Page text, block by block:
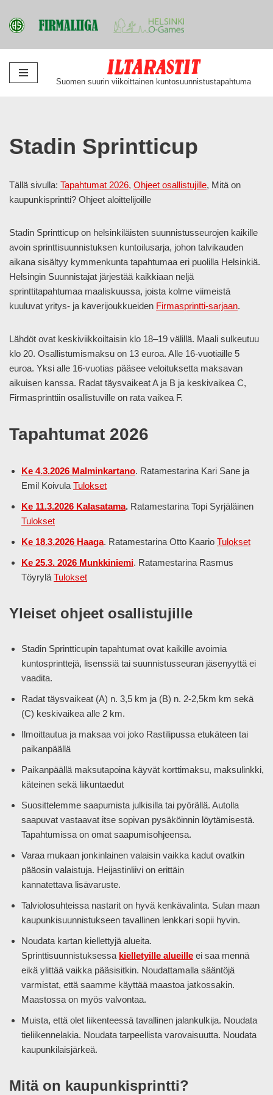
Siirry
Suomen suurin viikoittainen kuntosuunnistustapahtuma
Stadin Sprintticup
Tällä sivulla: Tapahtumat 2026, Ohjeet osallistujille, Mitä on
kaupunkisprintti? Ohjeet aloittelijoille
Stadin Sprintticup on helsinkiläisten suunnistusseurojen kaikille
avoin sprinttisuunnistuksen kuntoilusarja, johon talvikauden
aikana sisältyy kymmenkunta tapahtumaa eri puolilla Helsinkiä.
Helsingin Suunnistajat järjestää kaikkiaan neljä
sprinttitapahtumaa maaliskuussa, joista kolme viimeistä
kuuluvat yritys- ja kaverijoukkueiden Firmasprintti-sarjaan.
Lähdöt ovat keskiviikkoiltaisin klo 18–19 välillä. Maali sulkeutuu
klo 20. Osallistumismaksu on 13 euroa. Alle 16-vuotiaille 5
euroa. Yksi alle 16-vuotias pääsee veloituksetta maksavan
aikuisen kanssa. Radat täysvaikeat A ja B ja keskivaikea C,
Firmasprinttiin osallistuville on rata vaikea F.
Tapahtumat 2026
Ke 4.3.2026 Malminkartano. Ratamestarina Kari Sane ja
Emil KoivulaTulokset
Ke 11.3.2026 Kalasatama. Ratamestarina Topi Syrjäläinen
Tulokset
Ke 18.3.2026 Haaga. Ratamestarina Otto Kaario Tulokset
Ke 25.3. 2026 Munkkiniemi. Ratamestarina Rasmus
TöyryläTulokset
Yleiset ohjeet osallistujille
Stadin Sprintticupin tapahtumat ovat kaikille avoimia
kuntosprinttejä, lisenssiä tai suunnistusseuran jäsenyyttä ei
vaadita.
Radat täysvaikeat (A) n. 3,5 km ja (B) n. 2-2,5km km sekä
(C) keskivaikea alle 2 km.
Ilmoittautua ja maksaa voi joko Rastilipussa etukäteen tai
paikanpäällä
Paikanpäällä maksutapoina käyvät korttimaksu, maksulinkki,
käteinen sekä liikuntaedut
Suosittelemme saapumista julkisilla tai pyörällä. Autolla
saapuvat vastaavat itse sopivan pysäköinnin löytämisestä.
Tapahtumissa on omat saapumisohjeensa.
Varaa mukaan jonkinlainen valaisin vaikka kadut ovatkin
pääosin valaistuja. Heijastinliivi on erittäin
kannatettava lisävaruste.
Talviolosuhteissa nastarit on hyvä kenkävalinta. Sulan maan
kaupunkisuunnistukseen tavallinen lenkkari sopii hyvin.
Noudata kartan kiellettyjä alueita.
Sprinttisuunnistuksessa kielletyille alueille ei saa mennä
eikä ylittää vaikka pääsisitkin. Noudattamalla sääntöjä
varmistat, että saamme käyttää maastoa jatkossakin.
Maastossa on myös valvontaa.
Muista, että olet liikenteessä tavallinen jalankulkija. Noudata
tieliikennelakia. Noudata tarpeellista varovaisuutta. Noudata
kaupunkilaisjärkeä.
Mitä on kaupunkisprintti?